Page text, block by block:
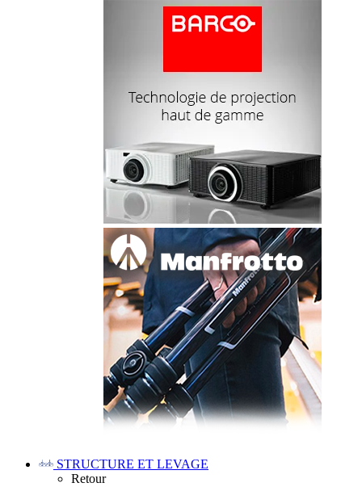
STRUCTURE ET LEVAGE
Retour